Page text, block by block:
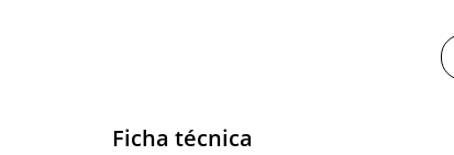
Ficha técnica